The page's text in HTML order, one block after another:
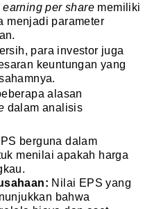
earning per share memiliki
menjadi parameter
para investor juga
keuntungan yang
alasan
dalam analisis
berguna dalam
menilai apakah harga
Nilai EPS yang
bahwa